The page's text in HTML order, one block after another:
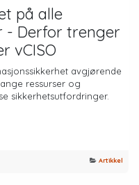
på alle
- Derfor trenger
vCISO
avgjørende
ressurser og
sikkerhetsutfordringer.
Artikkel